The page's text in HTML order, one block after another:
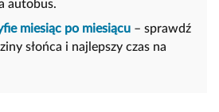
autobus.
miesiąc po miesiącu – sprawdź
słońca i najlepszy czas na